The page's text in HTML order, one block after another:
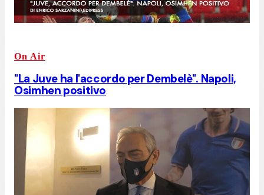
On Air
"La Juve ha l'accordo per Dembelè". Napoli,
Osimhen positivo